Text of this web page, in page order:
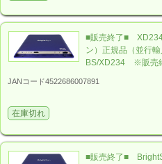
の
グループ会社
（リンク先ペ
株式会社バック・ステージ
めください。
■販売終了■ XD234
ン）正規品（並行
BS/XD234 ※販売
JANコード4522686007891
在庫切れ
■販売終了■